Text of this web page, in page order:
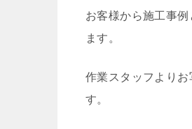
お客様から施工事
ます。
作業スタッフより
す。